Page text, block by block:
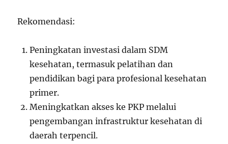
Rekomendasi:
Peningkatan investasi dalam SDM
kesehatan, termasuk pelatihan dan
pendidikan bagi para profesional kesehatan
primer.
Meningkatkan akses ke PKP melalui
pengembangan infrastruktur kesehatan di
daerah terpencil.